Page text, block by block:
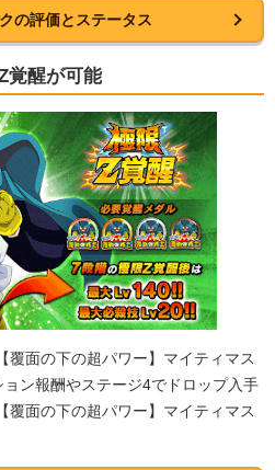
の評価とステータス
覚醒が可能
覆面の下の超パワー】マイティマス
ン報酬やステージ4でドロップ入手
覆面の下の超パワー】マイティマス